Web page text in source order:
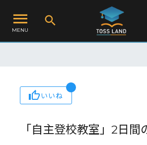
MENU
いいね
「自主登校教室」2日間